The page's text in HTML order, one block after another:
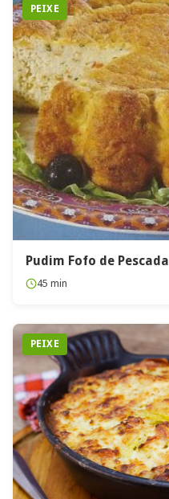
PEIXE
Pudim Fofo de Pescada
45 min
PEIXE